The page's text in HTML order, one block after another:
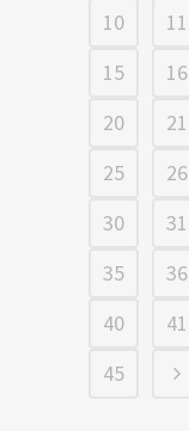
10
11
15
16
20
21
25
26
30
31
35
36
40
41
45